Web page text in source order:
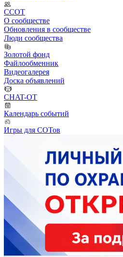
ССОТ
О сообществе
Обновления в сообществе
Люди сообщества
Золотой фонд
Файлообменник
Видеогалерея
Доска объявлений
CHAT-OT
Календарь событий
Игры для СОТов